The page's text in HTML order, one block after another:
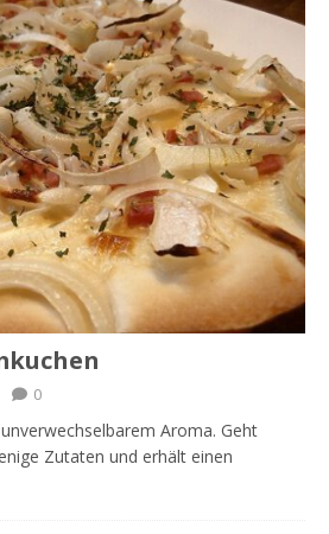
0
Aroma. Geht
Zutaten und erhält einen